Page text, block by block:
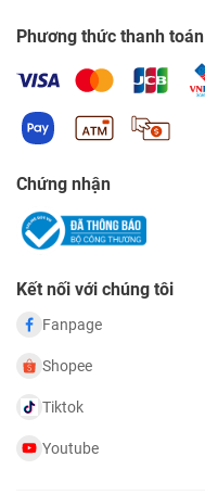
Phương thức thanh toán
Chứng nhận
Kết nối với chúng tôi
Fanpage
Shopee
Tiktok
Youtube